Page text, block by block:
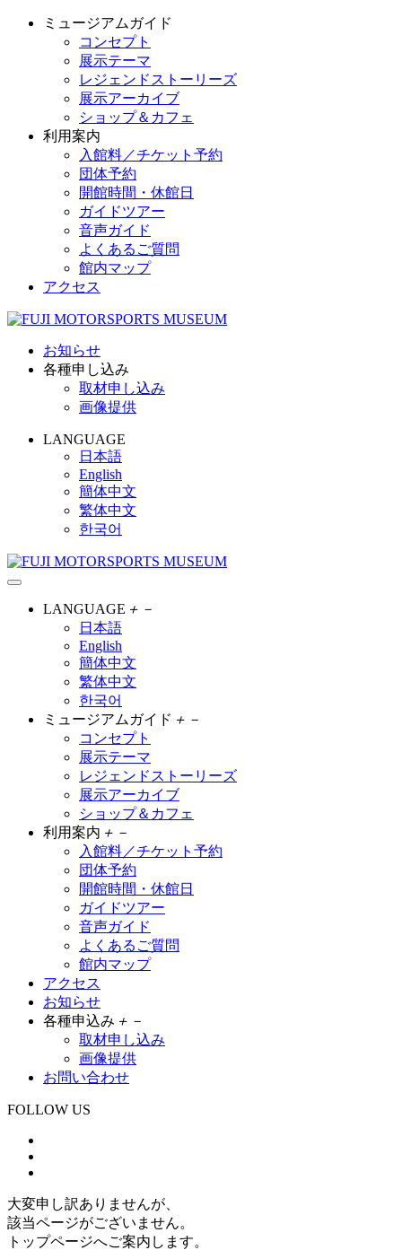
ミュージアムガイド
コンセプト
展示テーマ
レジェンドストーリーズ
展示アーカイブ
ショップ＆カフェ
利用案内
入館料／チケット予約
団体予約
開館時間・休館日
ガイドツアー
音声ガイド
よくあるご質問
館内マップ
アクセス
お知らせ
各種申し込み
取材申し込み
画像提供
LANGUAGE
日本語
English
簡体中文
繁体中文
한국어
LANGUAGE ＋ －
日本語
English
簡体中文
繁体中文
한국어
ミュージアムガイド ＋ －
コンセプト
展示テーマ
レジェンドストーリーズ
展示アーカイブ
ショップ＆カフェ
利用案内 ＋ －
入館料／チケット予約
団体予約
開館時間・休館日
ガイドツアー
音声ガイド
よくあるご質問
館内マップ
アクセス
お知らせ
各種申込み ＋ －
取材申し込み
画像提供
お問い合わせ
FOLLOW US
大変申し訳ありませんが、
該当ページがございません。
トップページへご案内します。